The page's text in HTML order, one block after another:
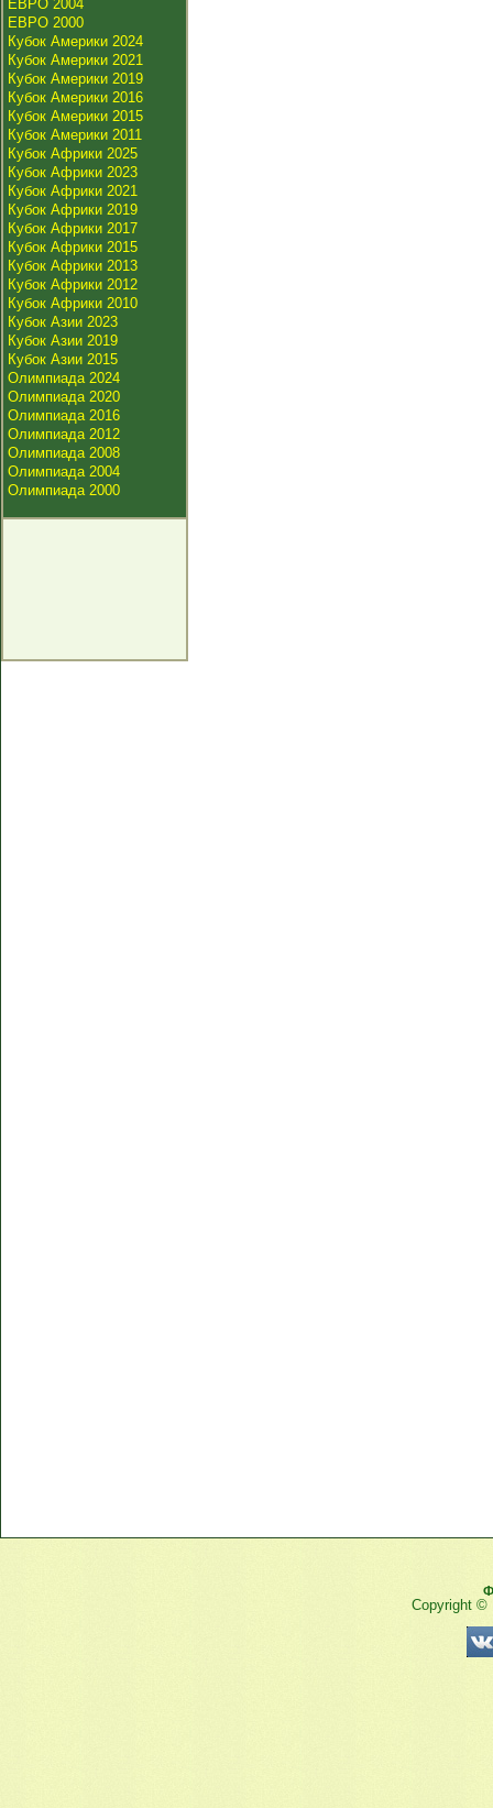
ЕВРО 2004
ЕВРО 2000
Кубок Америки 2024
Кубок Америки 2021
Кубок Америки 2019
Кубок Америки 2016
Кубок Америки 2015
Кубок Америки 2011
Кубок Африки 2025
Кубок Африки 2023
Кубок Африки 2021
Кубок Африки 2019
Кубок Африки 2017
Кубок Африки 2015
Кубок Африки 2013
Кубок Африки 2012
Кубок Африки 2010
Кубок Азии 2023
Кубок Азии 2019
Кубок Азии 2015
Олимпиада 2024
Олимпиада 2020
Олимпиада 2016
Олимпиада 2012
Олимпиада 2008
Олимпиада 2004
Олимпиада 2000
Copyright ©